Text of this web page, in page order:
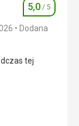
Ocena
5,0 / 5
Dodana
tej
tej